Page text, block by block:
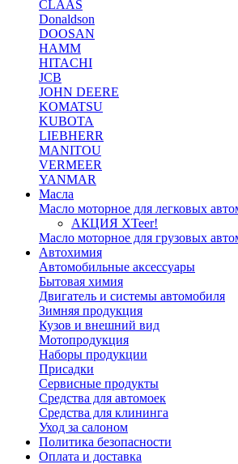
CLAAS
Donaldson
DOOSAN
HAMM
HITACHI
JCB
JOHN DEERE
KOMATSU
KUBOTA
LIEBHERR
MANITOU
VERMEER
YANMAR
Масла
Масло моторное для легковых
АКЦИЯ XTeer!
Масло моторное для грузовых
Автохимия
Автомобильные аксессуары
Бытовая химия
Двигатель и системы автомобиля
Зимняя продукция
Кузов и внешний вид
Мотопродукция
Наборы продукции
Присадки
Сервисные продукты
Средства для автомоек
Средства для клининга
Уход за салоном
Политика безопасности
Оплата и доставка